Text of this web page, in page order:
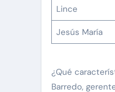
Lince
Jesús María
¿Qué
Barredo,